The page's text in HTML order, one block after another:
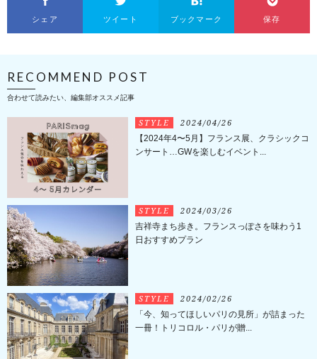
シェア ツイート ブックマーク 保存
RECOMMEND POST
合わせて読みたい、編集部オススメ記事
STYLE 2024/04/26
【2024年4〜5月】フランス展、クラシックコ
ンサート…GWを楽しむイベント...
STYLE 2024/03/26
吉祥寺まち歩き。フランスっぽさを味わう1
日おすすめプラン
STYLE 2024/02/26
「今、知ってほしいパリの見所」が詰まった
一冊！トリコロル・パリが贈...